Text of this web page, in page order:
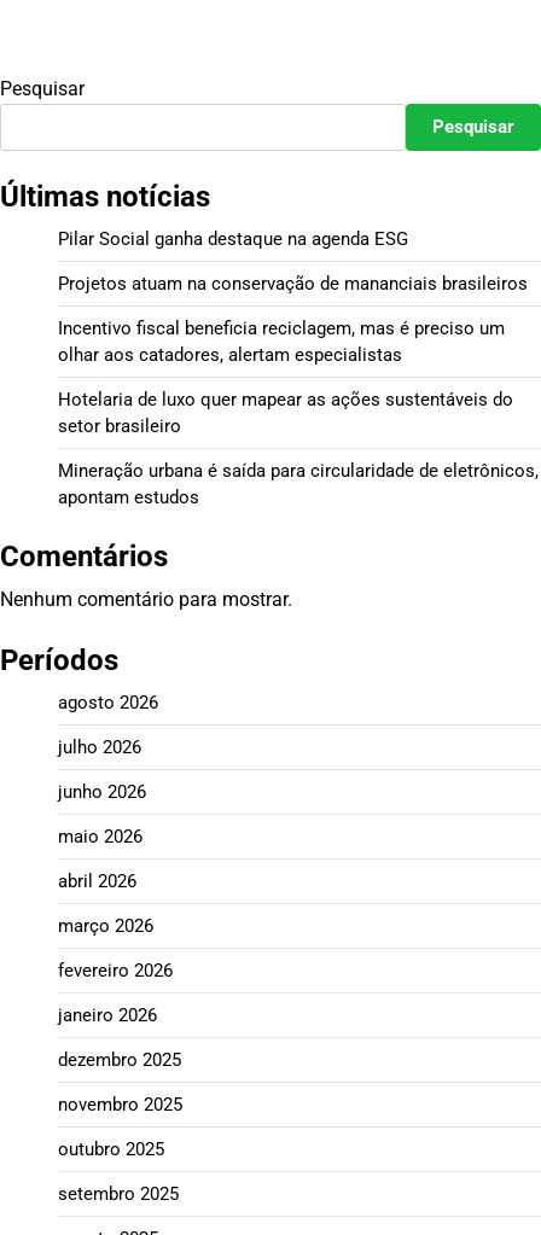
Pesquisar
Pesquisar
Últimas notícias
Pilar Social ganha destaque na agenda ESG
Projetos atuam na conservação de mananciais brasileiros
Incentivo fiscal beneficia reciclagem, mas é preciso um
olhar aos catadores, alertam especialistas
Hotelaria de luxo quer mapear as ações sustentáveis do
setor brasileiro
Mineração urbana é saída para circularidade de eletrônicos,
apontam estudos
Comentários
Nenhum comentário para mostrar.
Períodos
agosto 2026
julho 2026
junho 2026
maio 2026
abril 2026
março 2026
fevereiro 2026
janeiro 2026
dezembro 2025
novembro 2025
outubro 2025
setembro 2025